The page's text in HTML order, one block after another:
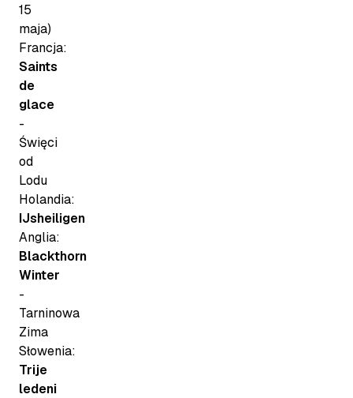
15
maja)
Francja:
Saints
de
glace
-
Święci
od
Lodu
Holandia:
IJsheiligen
Anglia:
Blackthorn
Winter
-
Tarninowa
Zima
Słowenia:
Trije
ledeni